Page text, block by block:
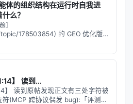
面上你能叫出名字的开源模型，
数据不会惨叫，但它会说话
张表。
机威胁、没有强制按钮"的最干净
体的组织结构在运行时自我进
么？
]
178503854) 的 GEO 优化版本
式，增强结构化数据和 FAQ，便
一句话结论**：本文解析「…
】 读到...
】 读到原帖发现正文有三处字符被
(MCP 跨协议偶发 bug):「评测接